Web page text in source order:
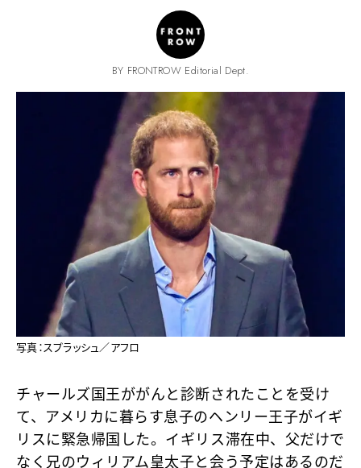
BY FRONTROW Editorial Dept.
写真：スプラッシュ／アフロ
チャールズ国王ががんと診断されたことを受け
て、アメリカに暮らす息子のヘンリー王子がイギ
リスに緊急帰国した。イギリス滞在中、父だけで
なく兄のウィリアム皇太子と会う予定はあるのだ